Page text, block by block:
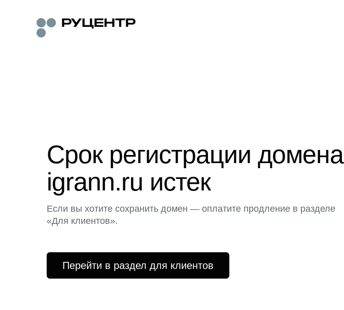
Срок регистрации домена
igrann.ru истек
Если вы хотите сохранить домен — оплатите продление в разделе
«Для клиентов».
Перейти в раздел для клиентов